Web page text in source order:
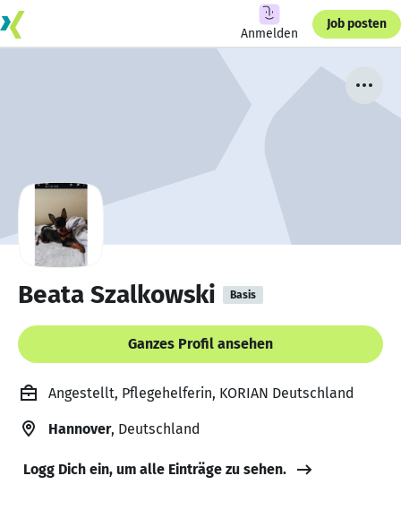
Anmelden
Job posten
Beata Szalkowski Basis
Ganzes Profil ansehen
Angestellt, Pflegehelferin, KORIAN Deutschland
Hannover, Deutschland
Logg Dich ein, um alle Einträge zu sehen.